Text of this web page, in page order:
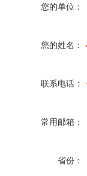
您的单位：
您的姓名：
联系电话：
常用邮箱：
省份：